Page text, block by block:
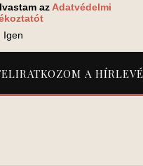
az Adatvédelmi
Igen